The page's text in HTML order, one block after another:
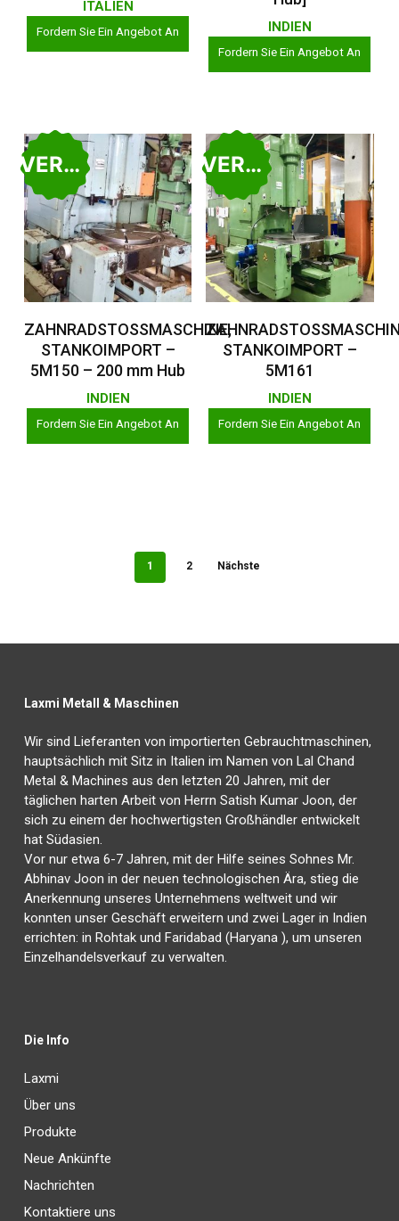
ITALIEN
Fordern Sie Ein Angebot An INDIEN
Fordern Sie Ein Angebot An
VERKAUFT
ZAHNRADSTOSSMASCHINE,
STANKOIMPORT –
5M150 – 200 mm Hub
INDIEN
Fordern Sie Ein Angebot An
VERKAUFT
STANKOIMPORT –
5M161
INDIEN
Fordern Sie Ein Angebot An
1 2 Nächste
Laxmi Metall & Maschinen
Wir sind Lieferanten von importierten Gebrauchtmaschinen,
hauptsächlich mit Sitz in Italien im Namen von Lal Chand
Metal & Machines aus den letzten 20 Jahren, mit der
täglichen harten Arbeit von Herrn Satish Kumar Joon, der
sich zu einem der hochwertigsten Großhändler entwickelt
hat Südasien.
Vor nur etwa 6-7 Jahren, mit der Hilfe seines Sohnes Mr.
Abhinav Joon in der neuen technologischen Ära, stieg die
Anerkennung unseres Unternehmens weltweit und wir
konnten unser Geschäft erweitern und zwei Lager in Indien
errichten: in Rohtak und Faridabad (Haryana ), um unseren
Einzelhandelsverkauf zu verwalten.
Die Info
Laxmi
Über uns
Produkte
Neue Ankünfte
Nachrichten
Kontaktiere uns